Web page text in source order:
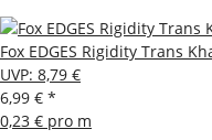
Fox EDGES Rigidity Trans
UVP: 8,79 €
6,99 € *
0,23 € pro m